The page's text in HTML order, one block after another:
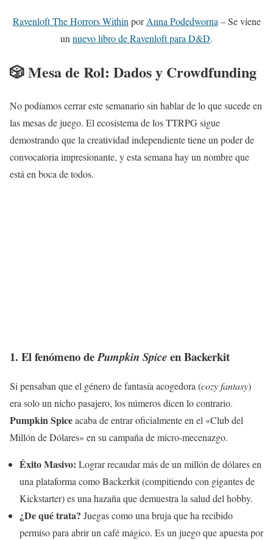
Ravenloft The Horrors WithinporAnna Podedworna– Se viene
unnuevo libro de Ravenloft para D&D.
🎲 Mesa de Rol: Dados y Crowdfunding
No podíamos cerrar este semanario sin hablar de lo que sucede en
las mesas de juego. El ecosistema de los TTRPG sigue
demostrando que la creatividad independiente tiene un poder de
convocatoria impresionante, y esta semana hay un nombre que
está en boca de todos.
1. El fenómeno dePumpkin Spiceen Backerkit
Si pensaban que el género de fantasía acogedora (cozy fantasy)
era solo un nicho pasajero, los números dicen lo contrario.
Pumpkin Spiceacaba de entrar oficialmente en el «Club del
Millón de Dólares» en su campaña de micro-mecenazgo.
Éxito Masivo: Lograr recaudar más de un millón de dólares en
una plataforma como Backerkit (compitiendo con gigantes de
Kickstarter) es una hazaña que demuestra la salud del hobby.
¿De qué trata? Juegas como una bruja que ha recibido
permiso para abrir un café mágico. Es un juego que apuesta por